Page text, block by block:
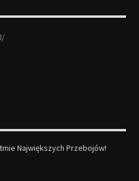
Największych Przebojów!